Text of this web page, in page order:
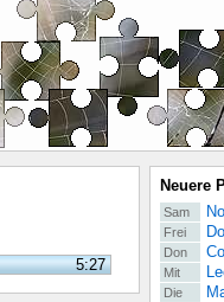
5:27
Neuere
Sam
Frei
Don
Mit
Die